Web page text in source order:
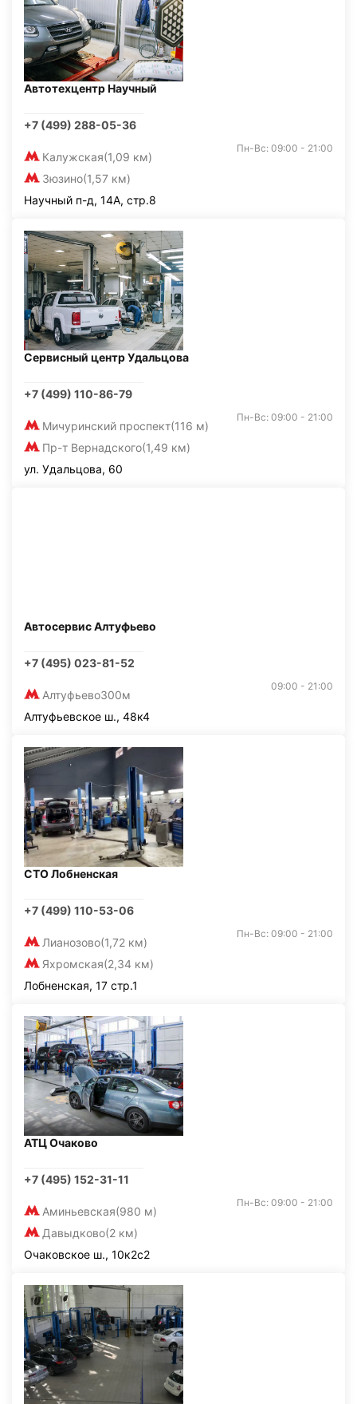
Автотехцентр Научный
+7 (499) 288-05-36
Калужская(1,09 км)
Зюзино(1,57 км)
Пн-Вс: 09:00 - 21:00
Научный п-д, 14А, стр.8
Сервисный центр Удальцова
+7 (499) 110-86-79
Мичуринский проспект(116 м)
Пр-т Вернадского(1,49 км)
Пн-Вс: 09:00 - 21:00
ул. Удальцова, 60
Автосервис Алтуфьево
+7 (495) 023-81-52
Алтуфьево300м
09:00 - 21:00
Алтуфьевское ш., 48к4
СТО Лобненская
+7 (499) 110-53-06
Лианозово(1,72 км)
Яхромская(2,34 км)
Пн-Вс: 09:00 - 21:00
Лобненская, 17 стр.1
АТЦ Очаково
+7 (495) 152-31-11
Аминьевская(980 м)
Давыдково(2 км)
Пн-Вс: 09:00 - 21:00
Очаковское ш., 10к2с2